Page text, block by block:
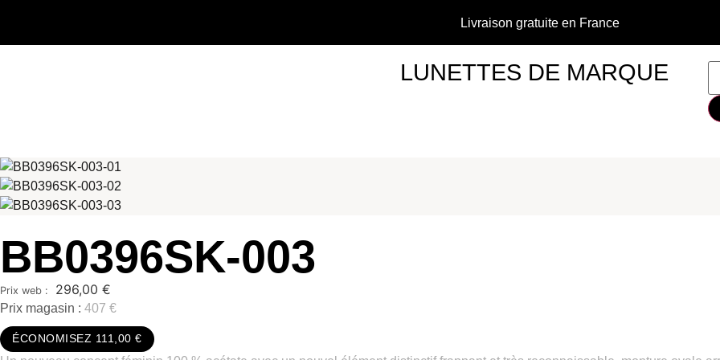
Livraison gratuite en France
LUNETTES DE MARQUE
BB0396SK-003
296,00 €
Prix magasin : 407 €
ÉCONOMISEZ 111,00 €